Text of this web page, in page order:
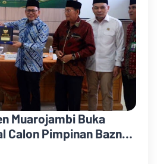
Muarojambi Buka
Calon Pimpinan Baznas